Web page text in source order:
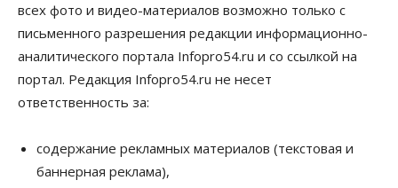
Власть
Школы, библиотеки, пешеходные тротуары:
депутаты Госдумы контролируют работы на
социальных объектах
07 Августа 2026, 12:35
на выходных
07 Августа 2026, 12:00
всех фото и видео-материалов возможно только с
письменного разрешения редакции информационно-
аналитического портала Infopro54.ru и со ссылкой на
портал. Редакция Infopro54.ru не несет
ответственность за:
содержание рекламных материалов (текстовая и
баннерная реклама),